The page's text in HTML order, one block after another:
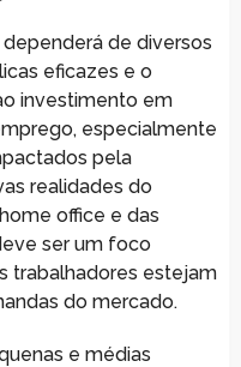
de diversos
eficazes e o
investimento em
especialmente
pela
realidades do
office e das
ser um foco
trabalhadores estejam
do mercado.
e médias